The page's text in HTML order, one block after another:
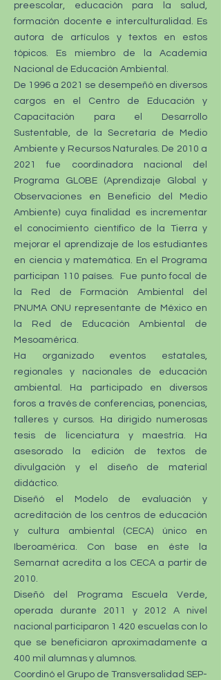
preescolar, educación para la salud,
formación docente e interculturalidad. Es
autora de artículos y textos en estos
tópicos. Es miembro de la Academia
Nacional de Educación Ambiental.
De 1996 a 2021 se desempeñó en diversos
cargos en el Centro de Educación y
Capacitación para el Desarrollo
Sustentable, de la Secretaría de Medio
Ambiente y Recursos Naturales. De 2010 a
2021 fue coordinadora nacional del
Programa GLOBE (Aprendizaje Global y
Observaciones en Beneficio del Medio
Ambiente) cuya finalidad es incrementar
el conocimiento científico de la Tierra y
mejorar el aprendizaje de los estudiantes
en ciencia y matemática. En el Programa
participan 110 países. Fue punto focal de
la Red de Formación Ambiental del
PNUMA ONU representante de México en
la Red de Educación Ambiental de
Mesoamérica.
Ha organizado eventos estatales,
regionales y nacionales de educación
ambiental. Ha participado en diversos
foros a través de conferencias, ponencias,
talleres y cursos. Ha dirigido numerosas
tesis de licenciatura y maestría. Ha
asesorado la edición de textos de
divulgación y el diseño de material
didáctico.
Diseñó el Modelo de evaluación y
acreditación de los centros de educación
y cultura ambiental (CECA) único en
Iberoamérica. Con base en éste la
Semarnat acredita a los CECA a partir de
2010.
Diseñó del Programa Escuela Verde,
operada durante 2011 y 2012 A nivel
nacional participaron 1 420 escuelas con lo
que se beneficiaron aproximadamente a
400 mil alumnas y alumnos.
Coordinó el Grupo de Transversalidad SEP-